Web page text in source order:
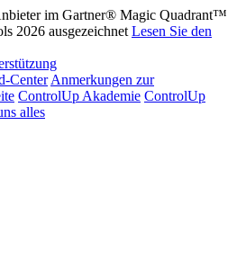
im Gartner® Magic Quadrant™
2026 ausgezeichnet Lesen Sie den
Center Anmerkungen zur
ControlUp Akademie ControlUp
alles